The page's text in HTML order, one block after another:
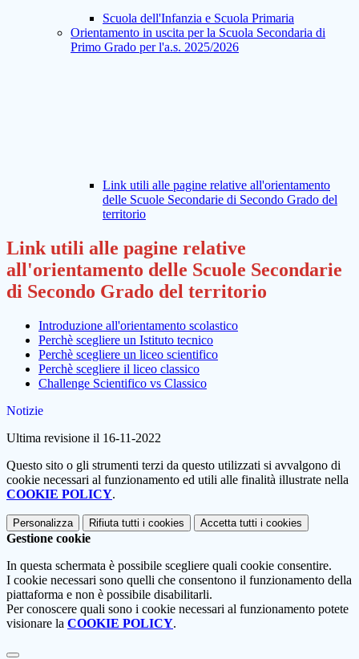
Scuola dell'Infanzia e Scuola Primaria
Orientamento in uscita per la Scuola Secondaria di
Primo Grado per l'a.s. 2025/2026
Link utili alle pagine relative all'orientamento
delle Scuole Secondarie di Secondo Grado del
territorio
Link utili alle pagine relative
all'orientamento delle Scuole Secondarie
di Secondo Grado del territorio
Introduzione all'orientamento scolastico
Perchè scegliere un Istituto tecnico
Perchè scegliere un liceo scientifico
Perchè scegliere il liceo classico
Challenge Scientifico vs Classico
Notizie
Ultima revisione il 16-11-2022
Questo sito o gli strumenti terzi da questo utilizzati si avvalgono di
cookie necessari al funzionamento ed utili alle finalità illustrate nella
COOKIE POLICY.
Personalizza Rifiuta tutti i cookies Accetta tutti i cookies
Gestione cookie
In questa schermata è possibile scegliere quali cookie consentire.
I cookie necessari sono quelli che consentono il funzionamento della
piattaforma e non è possibile disabilitarli.
Per conoscere quali sono i cookie necessari al funzionamento potete
visionare la COOKIE POLICY.